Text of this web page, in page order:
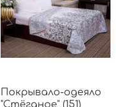
Покрывало-одеяло
"Стёганое" (151)